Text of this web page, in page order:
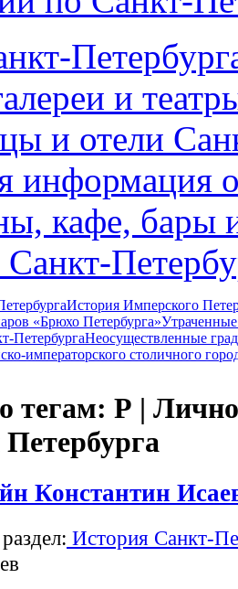
и
и отели
информация
кафе, бары
История Имперского
«Брюхо Петербурга»
ПетербургаНеосуществленные
императорского столичного
тегам: Р |
Константин
раздел: История Санкт-